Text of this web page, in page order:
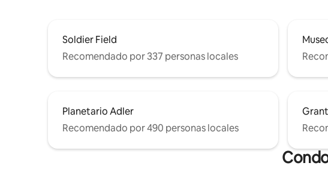
Soldier Field
Recomendado por 337 personas locales
Planetario Adler
Recomendado por 490 personas locales